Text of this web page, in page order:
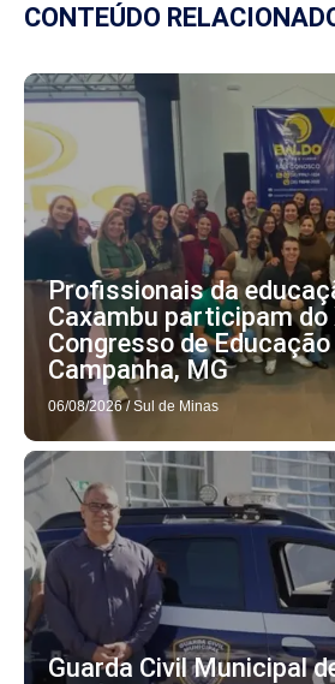
CONTEÚDO
Profissionais da
Caxambu participam do
Congresso de
Campanha, MG
06/08/2026 / Sul de Minas
Guarda Civil Municipal